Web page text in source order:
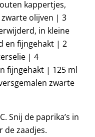
kappertjes,
olijven | 3
in kleine
en fijngehakt | 2
| 4
fijngehakt | 125 ml
zwarte
Snij de paprika’s in
de zaadjes.